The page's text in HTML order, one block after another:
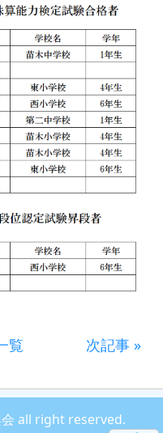
覧 次記事 »
all right reserved.